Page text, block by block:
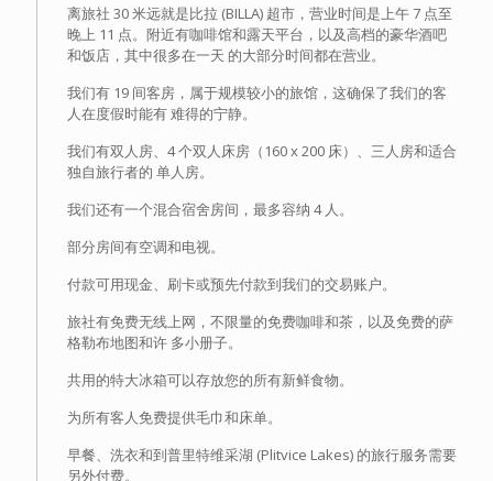
离旅社 30 米远就是比拉 (BILLA) 超市，营业时间是上午 7 点至
晚上 11 点。附近有咖啡馆和露天平台，以及高档的豪华酒吧
和饭店，其中很多在一天 的大部分时间都在营业。
我们有 19 间客房，属于规模较小的旅馆，这确保了我们的客
人在度假时能有 难得的宁静。
我们有双人房、4 个双人床房（160 x 200 床）、三人房和适合
独自旅行者的 单人房。
我们还有一个混合宿舍房间，最多容纳 4 人。
部分房间有空调和电视。
付款可用现金、刷卡或预先付款到我们的交易账户。
旅社有免费无线上网，不限量的免费咖啡和茶，以及免费的萨
格勒布地图和许 多小册子。
共用的特大冰箱可以存放您的所有新鲜食物。
为所有客人免费提供毛巾和床单。
早餐、洗衣和到普里特维采湖 (Plitvice Lakes) 的旅行服务需要
另外付费。